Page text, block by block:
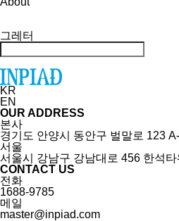
그레터
KR
EN
OUR ADDRESS
본사
경기도 안양시 동안구 벌말로 123
서울
서울시 강남구 강남대로 456 한석타
CONTACT US
전화
1688-9785
메일
master@inpiad.com